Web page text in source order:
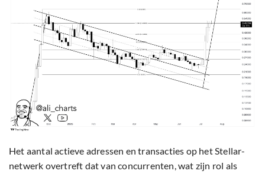
Het aantal actieve adressen en transacties op het Stellar-
netwerk overtreft dat van concurrenten, wat zijn rol als